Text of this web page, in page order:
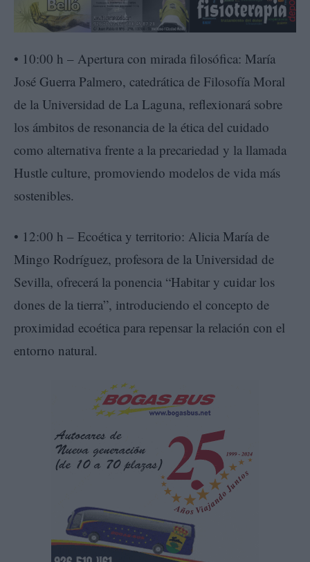
• 10:00 h – Apertura con mirada filosófica: María
José Guerra Palmero, catedrática de Filosofía Moral
de la Universidad de La Laguna, reflexionará sobre
los ámbitos de resonancia de la ética del cuidado
como alternativa frente a la precariedad y la llamada
Hustle culture, promoviendo modelos de vida más
sostenibles.
• 12:00 h – Ecoética y territorio: Alicia María de
Mingo Rodríguez, profesora de la Universidad de
Sevilla, ofrecerá la ponencia “Habitar y cuidar los
dones de la tierra”, introduciendo el concepto de
proximidad ecoética para repensar la relación con el
entorno natural.